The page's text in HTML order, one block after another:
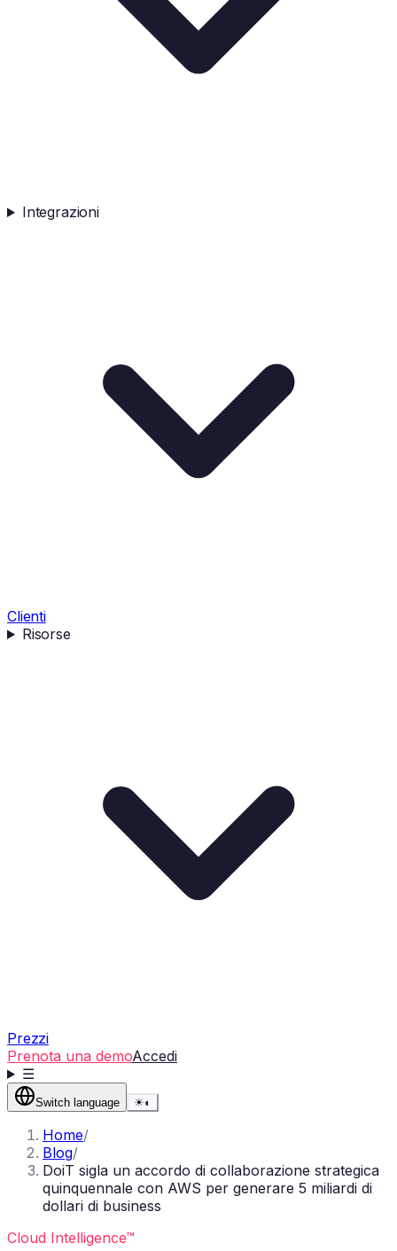
Integrazioni
Clienti
Risorse
Prezzi
Prenota una demoAccedi
☰
Switch language ☀◐
Home/
Blog/
DoiT sigla un accordo di collaborazione strategica
quinquennale con AWS per generare 5 miliardi di
dollari di business
Cloud Intelligence™